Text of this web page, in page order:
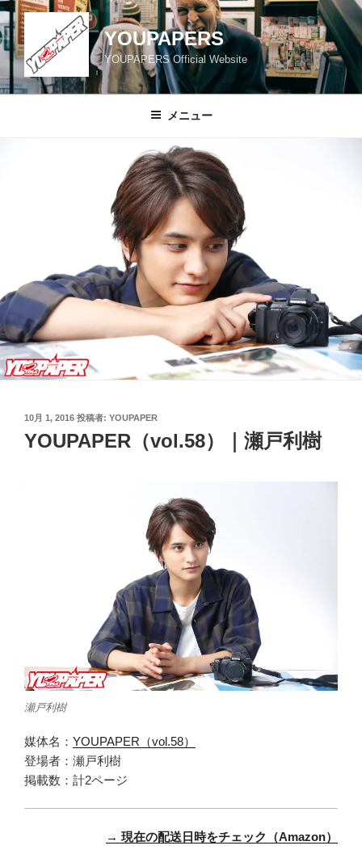
コ
ン
テ
ツ
YOUPAPERS
YOUPAPERS Official Website
メニュー
投
日:
10月 1, 2016 投稿者: YOUPAPER
YOUPAPER（vol.58）｜瀬戸利樹
瀬戸利樹
媒体名： YOUPAPER（vol.58）
登場者：瀬戸利樹
掲載数：計2ページ
→ 現在の配送日時をチェック（Amazon）